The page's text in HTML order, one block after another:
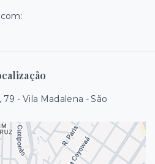
- Vila Madalena - São